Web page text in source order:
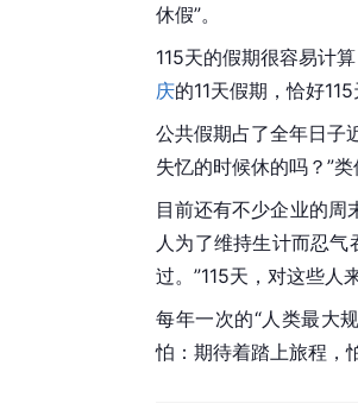
休假”。
115天的假期很容易计
庆的11天假期，恰好
公共假期占了全年日子
失忆的时候休的吗？”
目前还有不少企业的周
人为了维持生计而忍
过。”115天，对这些人
每年一次的“人类最大
怕：期待着踏上旅程，